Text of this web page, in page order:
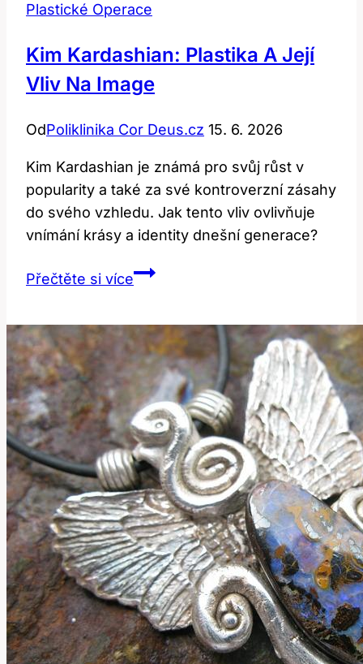
Plastické Operace
Kim Kardashian: Plastika A Její
Vliv Na Image
OdPoliklinika Cor Deus.cz 15. 6. 2026
Kim Kardashian je známá pro svůj růst v
popularity a také za své kontroverzní zásahy
do svého vzhledu. Jak tento vliv ovlivňuje
vnímání krásy a identity dnešní generace?
Přečtěte si víceKim
a
její
vliv
na
image